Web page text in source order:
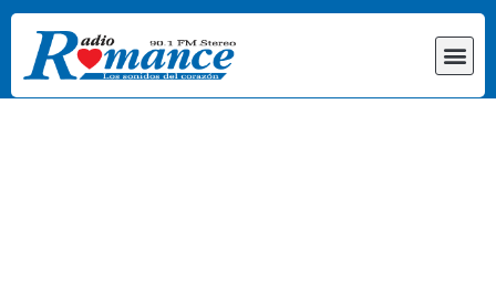
c
e
b
o
o
u
t
u
b
e
i
r
s
r